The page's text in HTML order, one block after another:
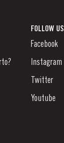
FOLLOW US
Facebook
Instagram
Twitter
Youtube